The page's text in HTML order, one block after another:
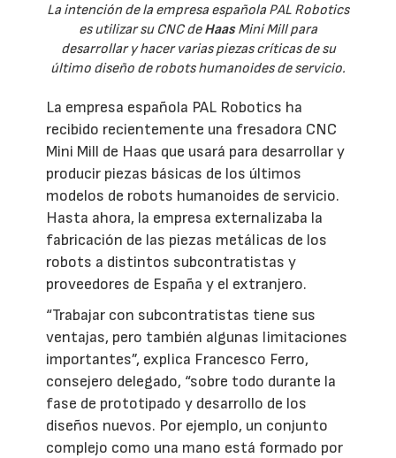
La intención de la empresa española PAL Robotics
es utilizar su CNC deHaasMini Mill para
desarrollar y hacer varias piezas críticas de su
último diseño de robots humanoides de servicio.
La empresa española PAL Robotics ha
recibido recientemente una fresadora CNC
Mini Mill de Haas que usará para desarrollar y
producir piezas básicas de los últimos
modelos de robots humanoides de servicio.
Hasta ahora, la empresa externalizaba la
fabricación de las piezas metálicas de los
robots a distintos subcontratistas y
proveedores de España y el extranjero.
“Trabajar con subcontratistas tiene sus
ventajas, pero también algunas limitaciones
importantes”, explica Francesco Ferro,
consejero delegado, “sobre todo durante la
fase de prototipado y desarrollo de los
diseños nuevos. Por ejemplo, un conjunto
complejo como una mano está formado por